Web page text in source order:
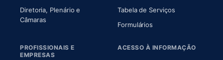
Diretoria, Plenário e
Câmaras(abre em nova aba)
Tabela de Serviços
Formulários
PROFISSIONAIS E
EMPRESAS
ACESSO À INFORMAÇÃO